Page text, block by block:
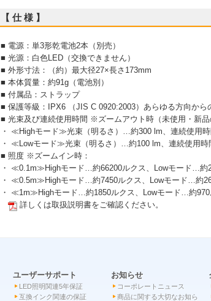
【 仕 様 】
■ 電源：単3形乾電池2本（別売）
■ 光源：白色LED（交換できません）
■ 外形寸法：（約）最大径27×長さ173mm
■ 本体質量：約91g（電池別）
■ 付属品：ストラップ
■ 保護等級：IPX6 （JIS C 0920:2003）あらゆる方向から
■ 光束及び連続使用時間 ※ズームアウト時（未使用・新品
・ ≪Highモード≫光束（明るさ）…約300 lm、連続使用
・ ≪Lowモード≫光束（明るさ）…約100 lm、連続使用
■ 照度 ※ズームイン時：
・ ≪0.1m≫Highモード…約66200ルクス、Lowモード…約
・ ≪0.5m≫Highモード…約7450ルクス、Lowモード…約
・ ≪1m≫Highモード…約1850ルクス、Lowモード…約970
詳しくは取扱説明書をご確認ください。
ユーザーサポート
LED照明関連5年保証
互換インク関連の保証
お知らせ
コーポレートニュース
商品に関する大切なお知ら